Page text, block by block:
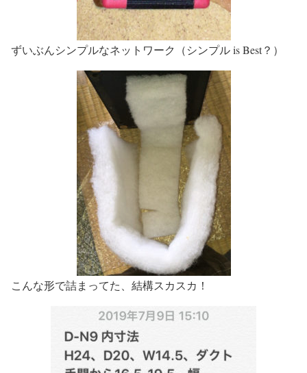
ずいぶんシンプルなネットワーク（シンプル is Best？）
こんな形で詰まってた、結構スカスカ！